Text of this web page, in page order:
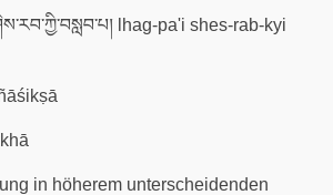
lhag-pa'i shes-rab-kyi
in höherem unterscheidenden